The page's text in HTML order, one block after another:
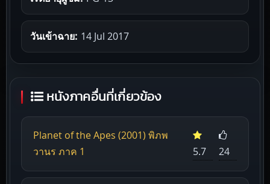
วันเข้าฉาย: 14 Jul 2017
หนังภาคอื่นที่เกี่ยวข้อง
Planet of the Apes (2001) พิภพ
วานร ภาค 1
5.7 24